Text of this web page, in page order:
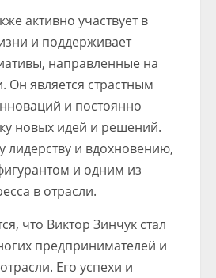
активно участвует в
и поддерживает
направленные на
Он является страстным
и постоянно
новых идей и решений.
лидерству и вдохновению,
и одним из
в отрасли.
что Виктор Зинчук стал
предпринимателей и
Его успехи и